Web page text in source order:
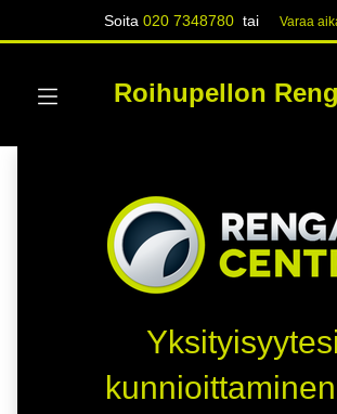
Soita020 7348780 tai Varaa
Roihupellon
Yksityisyytesi